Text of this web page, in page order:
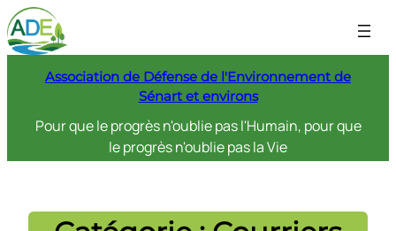
Aller
au
contenu
Association de Défense de l'Environnement de
Sénart et environs
Pour que le progrès n'oublie pas l'Humain, pour que
le progrès n'oublie pas la Vie